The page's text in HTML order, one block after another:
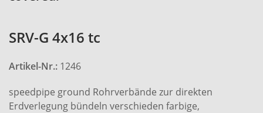
SRV-G 4x16 tc
Artikel-Nr.: 1246
speedpipe ground Rohrverbände zur direkten
Erdverlegung bündeln verschieden farbige,